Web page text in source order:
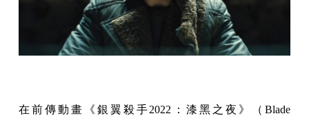
在前傳動畫《銀翼殺手2022：漆黑之夜》（Blade